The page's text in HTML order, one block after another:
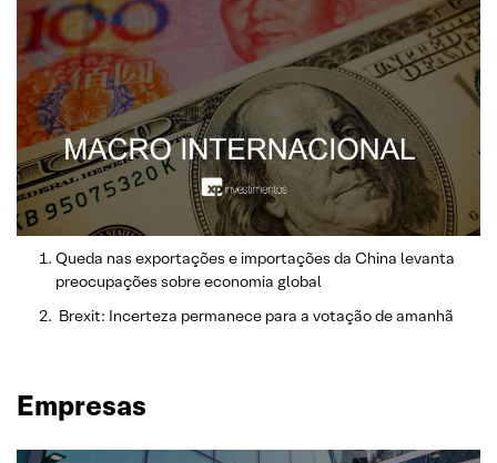
Queda nas exportações e importações da China levanta
preocupações sobre economia global
Brexit: Incerteza permanece para a votação de amanhã
Empresas